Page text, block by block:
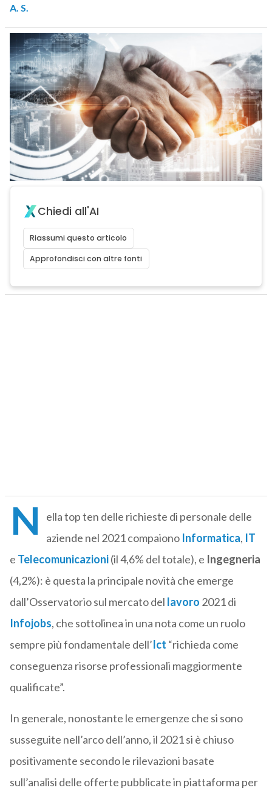
A. S.
Chiedi all'AI
Riassumi questo articolo
Approfondisci con altre fonti
N
ella top ten delle richieste di personale delle
aziende nel 2021 compaiono Informatica, IT
e Telecomunicazioni(il 4,6% del totale), e Ingegneria
(4,2%): è questa la principale novità che emerge
dall’Osservatorio sul mercato del lavoro 2021 di
Infojobs, che sottolinea in una nota come un ruolo
sempre più fondamentale dell’Ict “richieda come
conseguenza risorse professionali maggiormente
qualificate”.
In generale, nonostante le emergenze che si sono
susseguite nell’arco dell’anno, il 2021 si è chiuso
positivamente secondo le rilevazioni basate
sull’analisi delle offerte pubblicate in piattaforma per